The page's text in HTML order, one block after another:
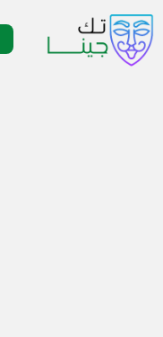
التجاوز
إلى
المحتوى